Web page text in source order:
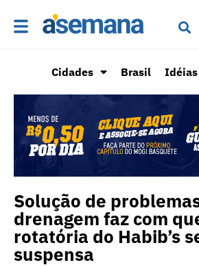
Cidades Brasil Idéias
Solução de
drenagem faz com
rotatória do Habib’s
suspensa